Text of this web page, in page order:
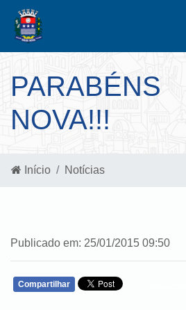
NOVA!!!
Início Notícias
Publicado em: 25/01/2015 09:50
Compartilhar